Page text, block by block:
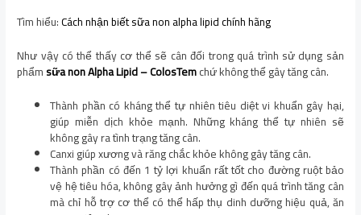
Tìm hiểu:Cách nhận biết sữa non alpha lipid chính hãng
Như vậy có thể thấy cơ thể sẽ cân đối trong quá trình sử dụng sản
phẩmsữa non Alpha Lipid – ColosTemchứ không thể gây tăng cân.
Thành phần có kháng thể tự nhiên tiêu diệt vi khuẩn gây hại,
giúp miễn dịch khỏe mạnh. Những kháng thể tự nhiên sẽ
không gây ra tình trạng tăng cân.
Canxi giúp xương và răng chắc khỏe không gây tăng cân.
Thành phần có đến 1 tỷ lợi khuẩn rất tốt cho đường ruột bảo
vệ hệ tiêu hóa, không gây ảnh hưởng gì đến quá trình tăng cân
mà chỉ hỗ trợ cơ thể có thể hấp thụ dinh dưỡng hiệu quả, ăn